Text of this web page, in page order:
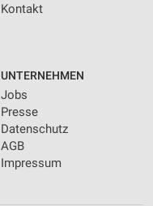
Kontakt
UNTERNEHMEN
Jobs
Presse
Datenschutz
AGB
Impressum